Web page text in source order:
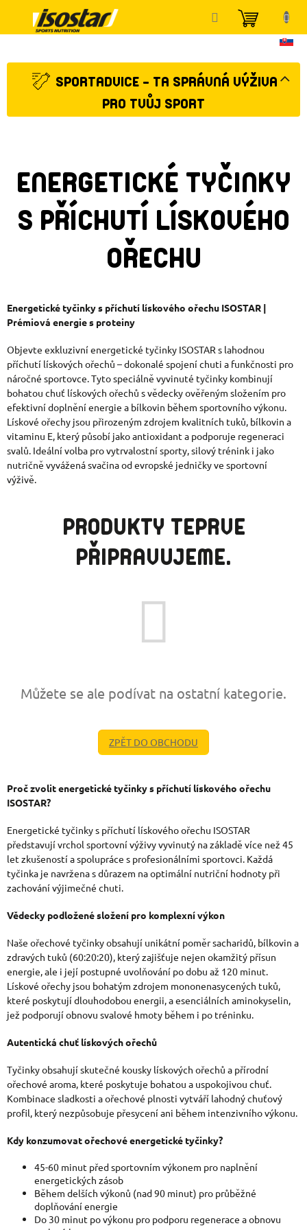
obsah
KOŠÍK
SPORTADVICE - TA SPRÁVNÁ VÝŽIVA
PRO TVŮJ SPORT
ENERGETICKÉ TYČINKY
S PŘÍCHUTÍ LÍSKOVÉHO
OŘECHU
Energetické tyčinky s příchutí lískového ořechu ISOSTAR |
Prémiová energie s proteiny
Objevte exkluzivní energetické tyčinky ISOSTAR s lahodnou
příchutí lískových ořechů – dokonalé spojení chuti a funkčnosti pro
náročné sportovce. Tyto speciálně vyvinuté tyčinky kombinují
bohatou chuť lískových ořechů s vědecky ověřeným složením pro
efektivní doplnění energie a bílkovin během sportovního výkonu.
Lískové ořechy jsou přirozeným zdrojem kvalitních tuků, bílkovin a
vitaminu E, který působí jako antioxidant a podporuje regeneraci
svalů. Ideální volba pro vytrvalostní sporty, silový trénink i jako
nutričně vyvážená svačina od evropské jedničky ve sportovní
výživě.
PRODUKTY TEPRVE
PŘIPRAVUJEME.
Můžete se ale podívat na ostatní kategorie.
ZPĚT DO OBCHODU
Proč zvolit energetické tyčinky s příchutí lískového ořechu
ISOSTAR?
Energetické tyčinky s příchutí lískového ořechu ISOSTAR
představují vrchol sportovní výživy vyvinutý na základě více než 45
let zkušeností a spolupráce s profesionálními sportovci. Každá
tyčinka je navržena s důrazem na optimální nutriční hodnoty při
zachování výjimečné chuti.
Vědecky podložené složení pro komplexní výkon
Naše ořechové tyčinky obsahují unikátní poměr sacharidů, bílkovin a
zdravých tuků (60:20:20), který zajišťuje nejen okamžitý přísun
energie, ale i její postupné uvolňování po dobu až 120 minut.
Lískové ořechy jsou bohatým zdrojem mononenasycených tuků,
které poskytují dlouhodobou energii, a esenciálních aminokyselin,
jež podporují obnovu svalové hmoty během i po tréninku.
Autentická chuť lískových ořechů
Tyčinky obsahují skutečné kousky lískových ořechů a přírodní
ořechové aroma, které poskytuje bohatou a uspokojivou chuť.
Kombinace sladkosti a ořechové plnosti vytváří lahodný chuťový
profil, který nezpůsobuje přesycení ani během intenzivního výkonu.
Kdy konzumovat ořechové energetické tyčinky?
45-60 minut před sportovním výkonem pro naplnění
energetických zásob
Během delších výkonů (nad 90 minut) pro průběžné
doplňování energie
Do 30 minut po výkonu pro podporu regenerace a obnovu